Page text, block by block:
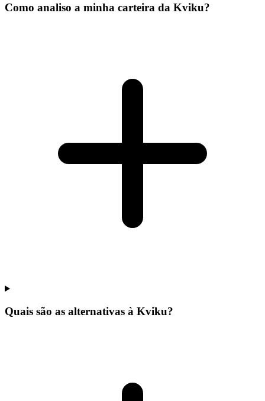
Como analiso a minha carteira da Kviku?
Quais são as alternativas à Kviku?